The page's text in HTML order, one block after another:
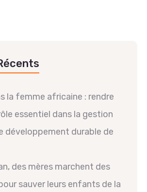
la femme africaine : rendre
essentiel dans la gestion
développement durable de
des mères marchent des
sauver leurs enfants de la